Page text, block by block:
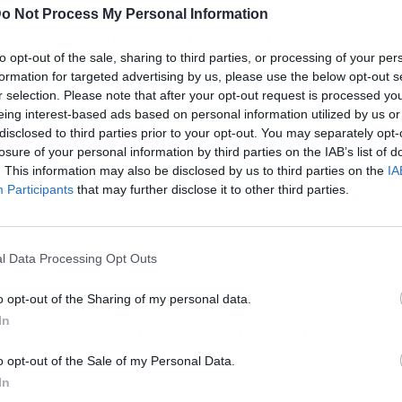
Not Process My Personal Information
opt-out of the sale, sharing to third parties, or processing of your
for targeted advertising by us, please use the below opt-out
selection. Please note that after your opt-out request is processed
interest-based ads based on personal information utilized by us
to third parties prior to your opt-out. You may separately
of your personal information by third parties on the IAB’s list of
This information may also be disclosed by us to third parties on the
Participants that may further disclose it to other third parties.
Data Processing Opt Outs
opt-out of the Sharing of my personal data.
opt-out of the Sale of my Personal Data.
por la Consejería de Industria,
es la comunidad autónoma que más actos ha
ha afirmado este sábado el Gobierno de
se celebran bajo el lema Esencia
Pueblo de Asturias por Julio González
y Economía Social,en un acto en el
Mercado Artesano y Ecológico, y Laura de
hasta el 3 de abril, está prevista la
doce localidades con el objetivo de
rural: Gijón; Avilés; Oviedo; Bimenes;
del Camín; Porrúa; Quirós y Somiedo.